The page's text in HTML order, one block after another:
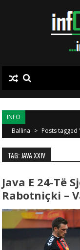
INFO
Ballina > Posts tagged
TAG: JAVA XXIV
Java E 24-Të
Rabotniçki –